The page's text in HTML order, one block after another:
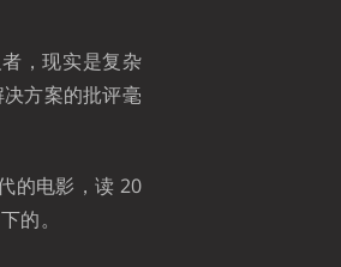
，现实是复杂
方案的批评毫
的电影，读 20
的。